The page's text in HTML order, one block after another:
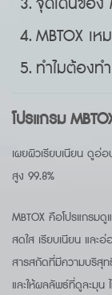
MBTOX เห
ทำไมต้องท
โปรแกรม
เผยผิวเรียบเนียน ดูอ่
สูง 99.8%
MBTOX คือโปรแกรม
สดใส เรียบเนียน และ
สารสกัดที่มีความบริสุท
และให้ผลลัพธ์ที่ดูละมุน